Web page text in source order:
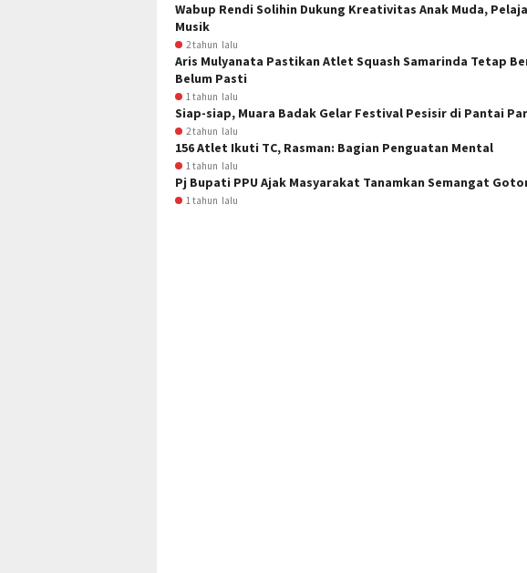
Wabup Rendi Solihin Dukung Kreativitas Anak Muda,
Musik
2 tahun lalu
Aris Mulyanata Pastikan Atlet Squash Samarinda Tetap
Belum Pasti
1 tahun lalu
Siap-siap, Muara Badak Gelar Festival Pesisir di Pantai
2 tahun lalu
156 Atlet Ikuti TC, Rasman: Bagian Penguatan Mental
1 tahun lalu
Pj Bupati PPU Ajak Masyarakat Tanamkan Semangat
1 tahun lalu